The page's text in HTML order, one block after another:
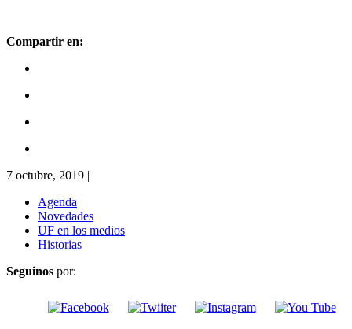
Compartir en:
7 octubre, 2019 |
Agenda
Novedades
UF en los medios
Historias
Seguinos por: